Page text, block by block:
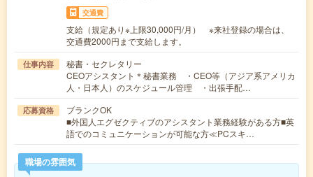
交通費
支給（規定あり※上限30,000円/月） ※来社登録の場合は、
交通費2000円まで支給します。
仕事内容
秘書・セクレタリー
CEOアシスタント＊秘書業務 ・CEO等（アジア系アメリカ
人・日本人）のスケジュール管理 ・出張手配…
応募資格
ブランクOK
■外国人エグゼクティブのアシスタント業務経験がある方■英
語でのコミュニケーションが可能な方≪PCスキ…
職場の雰囲気